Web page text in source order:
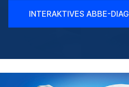
INTERAKTIVES ABBE-